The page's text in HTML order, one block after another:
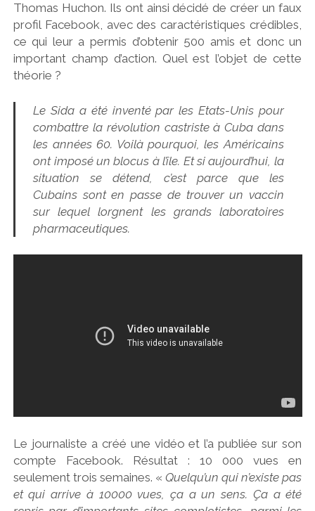
Thomas Huchon. Ils ont ainsi décidé de créer un faux
profil Facebook, avec des caractéristiques crédibles,
ce qui leur a permis d’obtenir 500 amis et donc un
important champ d’action. Quel est l’objet de cette
théorie ?
Le Sida a été inventé par les Etats-Unis pour
combattre la révolution castriste à Cuba dans
les années 60. Voilà pourquoi, les Américains
ont imposé un blocus à l’île. Et si aujourd’hui, la
situation se détend, c’est parce que les
Cubains sont en passe de trouver un vaccin
sur lequel lorgnent les grands laboratoires
pharmaceutiques.
Le journaliste a créé une vidéo et l’a publiée sur son
compte Facebook. Résultat : 10 000 vues en
seulement trois semaines. «Quelqu’un qui n’existe pas
et qui arrive à 10000 vues, ça a un sens. Ça a été